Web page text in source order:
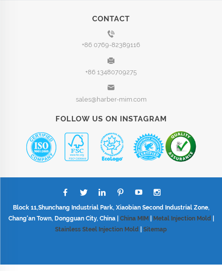
CONTACT
+86 0769-82389116
+86 13480709275
sales@harber-mim.com
FOLLOW US ON INSTAGRAM
Block 11,Shunchang Industrial Park, Xiaobian Second Industrial Zone,
Chang'an Town, Dongguan City, China | China MIM| Metal Injection Mold
Stainless Steel Injection Mold
Sitemap